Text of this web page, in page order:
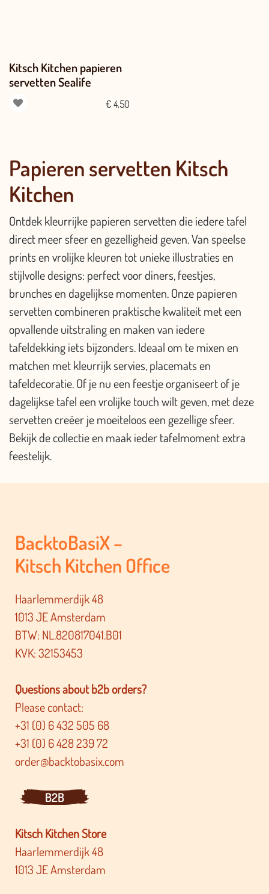
Kitsch Kitchen papieren
servetten Sealife
€ 4,50
Papieren servetten Kitsch
Kitchen
Ontdek kleurrijke papieren servetten die iedere tafel
direct meer sfeer en gezelligheid geven. Van speelse
prints en vrolijke kleuren tot unieke illustraties en
stijlvolle designs: perfect voor diners, feestjes,
brunches en dagelijkse momenten. Onze papieren
servetten combineren praktische kwaliteit met een
opvallende uitstraling en maken van iedere
tafeldekking iets bijzonders. Ideaal om te mixen en
matchen met kleurrijk servies, placemats en
tafeldecoratie. Of je nu een feestje organiseert of je
dagelijkse tafel een vrolijke touch wilt geven, met deze
servetten creëer je moeiteloos een gezellige sfeer.
Bekijk de collectie en maak ieder tafelmoment extra
feestelijk.
BacktoBasiX –
Kitsch Kitchen Office
Haarlemmerdijk 48
1013 JE Amsterdam
BTW: NL.820817041.B01
KVK: 32153453
Questions about b2b orders?
Please contact:
+31 (0) 6 432 505 68
+31 (0) 6 428 239 72
order@backtobasix.com
B2B
Kitsch Kitchen Store
Haarlemmerdijk 48
1013 JE Amsterdam